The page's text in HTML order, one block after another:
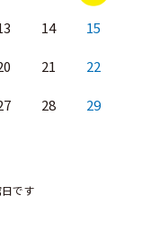
14 15
21 22
28 29
です